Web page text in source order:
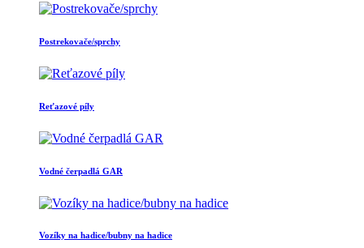
Postrekovače/sprchy
Reťazové píly
Vodné čerpadlá GAR
Vozíky na hadice/bubny na hadice